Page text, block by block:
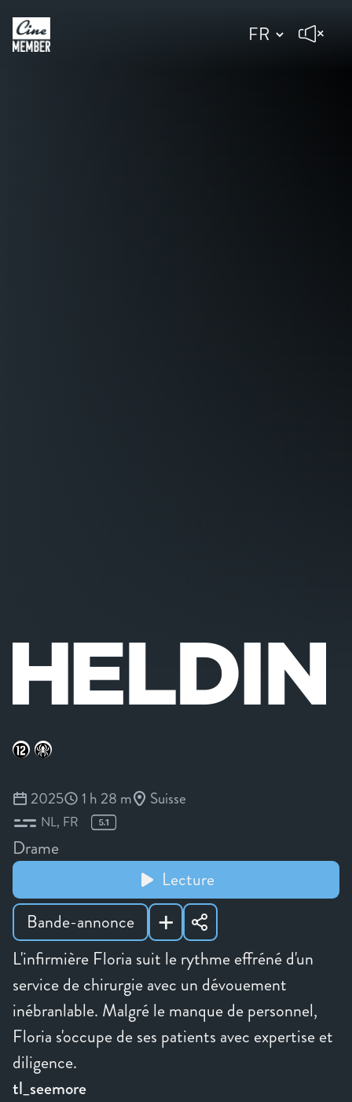
L'infirmière Floria suit le rythme effréné d'un
service de chirurgie avec un dévouement
inébranlable. Malgré le manque de personnel,
Floria s'occupe de ses patients avec expertise et
diligence.
tl_seemore
2025 1 h 28 m Suisse
NL FR
Drame
Lecture
Bande-annonce